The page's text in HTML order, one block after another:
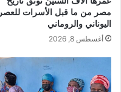
مصر من ما قبل الأسرات للعصر
اليوناني والروماني
أغسطس 8, 2026